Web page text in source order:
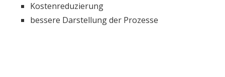
Kostenreduzierung
bessere Darstellung der Prozesse